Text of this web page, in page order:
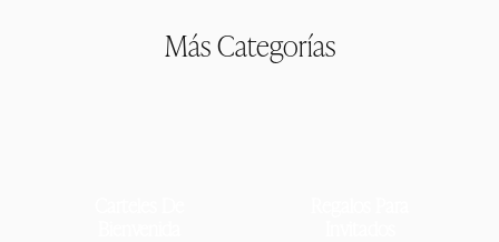
Más Categorías